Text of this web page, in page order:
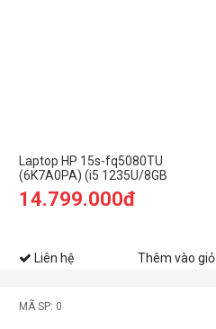
Laptop HP 15s-fq5080TU
(6K7A0PA) (i5 1235U/8GB
RAM/256GB SSD/15.6
FHD/Win11/Bạc)
14.799.000đ
Liên hệ Thêm vào giỏ
MÃ SP: 0